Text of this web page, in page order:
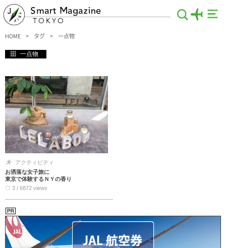
Smart Magazine
TOKYO
HOME タグ 一点物
一点物
アクティビティ
お洒落な女子旅に
東京で体験するＮＹの香り
♡ 3 / 6872 views